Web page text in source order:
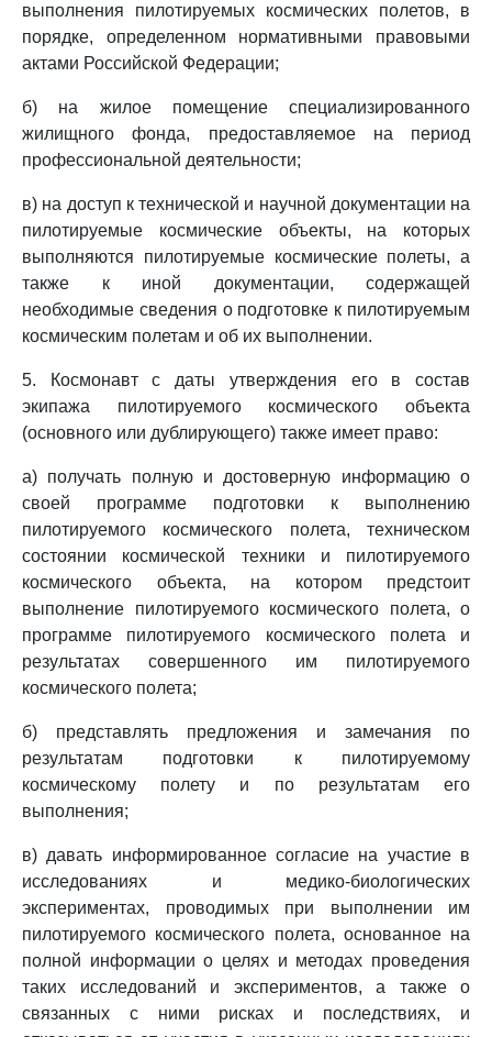
выполнения пилотируемых космических полетов, в
порядке, определенном нормативными правовыми
актами Российской Федерации;
б) на жилое помещение специализированного
жилищного фонда, предоставляемое на период
профессиональной деятельности;
в) на доступ к технической и научной документации на
пилотируемые космические объекты, на которых
выполняются пилотируемые космические полеты, а
также к иной документации, содержащей
необходимые сведения о подготовке к пилотируемым
космическим полетам и об их выполнении.
5. Космонавт с даты утверждения его в состав
экипажа пилотируемого космического объекта
(основного или дублирующего) также имеет право:
а) получать полную и достоверную информацию о
своей программе подготовки к выполнению
пилотируемого космического полета, техническом
состоянии космической техники и пилотируемого
космического объекта, на котором предстоит
выполнение пилотируемого космического полета, о
программе пилотируемого космического полета и
результатах совершенного им пилотируемого
космического полета;
б) представлять предложения и замечания по
результатам подготовки к пилотируемому
космическому полету и по результатам его
выполнения;
в) давать информированное согласие на участие в
исследованиях и медико-биологических
экспериментах, проводимых при выполнении им
пилотируемого космического полета, основанное на
полной информации о целях и методах проведения
таких исследований и экспериментов, а также о
связанных с ними рисках и последствиях, и